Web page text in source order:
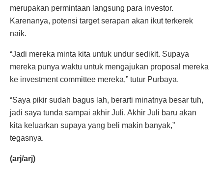
merupakan permintaan langsung para investor.
Karenanya, potensi target serapan akan ikut terkerek
naik.
“Jadi mereka minta kita untuk undur sedikit. Supaya
mereka punya waktu untuk mengajukan proposal mereka
ke investment committee mereka,” tutur Purbaya.
“Saya pikir sudah bagus lah, berarti minatnya besar tuh,
jadi saya tunda sampai akhir Juli. Akhir Juli baru akan
kita keluarkan supaya yang beli makin banyak,”
tegasnya.
(arj/arj)